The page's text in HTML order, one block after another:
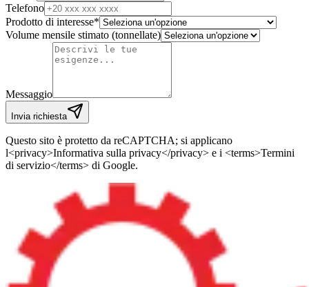
Telefono
Prodotto di interesse*
Volume mensile stimato (tonnellate)
Messaggio
Invia richiesta
Questo sito è protetto da reCAPTCHA; si applicano
l<privacy>Informativa sulla privacy</privacy> e i <terms>Termini
di servizio</terms> di Google.